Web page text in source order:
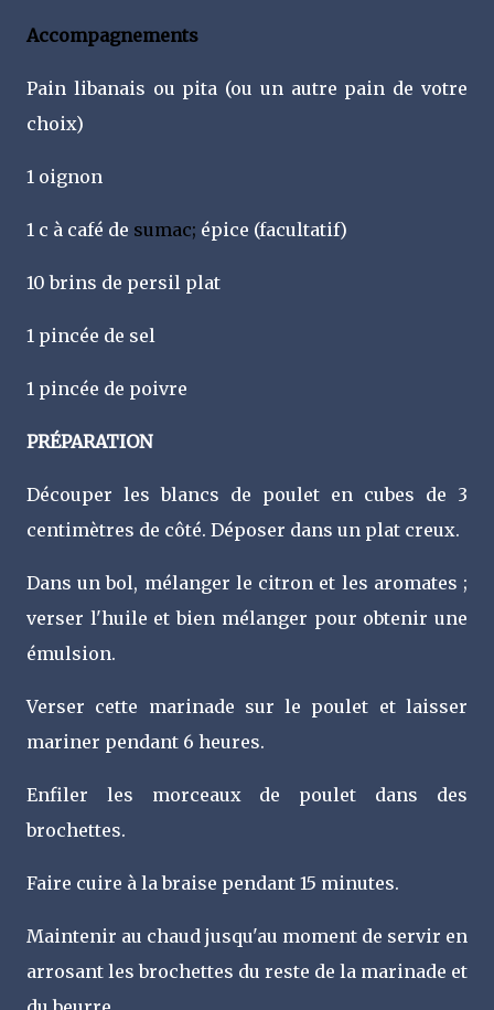
Accompagnements
Pain libanais ou pita (ou un autre pain de votre
choix)
1 oignon
1 c à café de sumac; épice (facultatif)
10 brins de persil plat
1 pincée de sel
1 pincée de poivre
PRÉPARATION
Découper les blancs de poulet en cubes de 3
centimètres de côté. Déposer dans un plat creux.
Dans un bol, mélanger le citron et les aromates ;
verser l'huile et bien mélanger pour obtenir une
émulsion.
Verser cette marinade sur le poulet et laisser
mariner pendant 6 heures.
Enfiler les morceaux de poulet dans des
brochettes.
Faire cuire à la braise pendant 15 minutes.
Maintenir au chaud jusqu'au moment de servir en
arrosant les brochettes du reste de la marinade et